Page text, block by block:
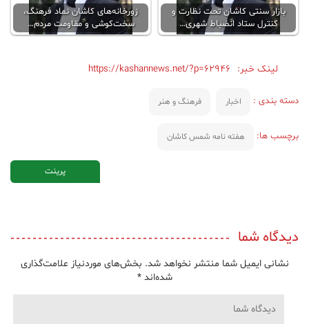
بازار سنتی کاشان تحت نظارت و
کنترل ستاد انضباط شهری…
زورخانه‌های کاشان نماد فرهنگ،
سخت‌کوشی و مقاومت مردم…
لینک خبر: https://kashannews.net/?p=62946
دسته بندی : اخبار فرهنگ و هنر
برچسب ها: هفته نامه شمس کاشان
پرینت
دیدگاه شما
نشانی ایمیل شما منتشر نخواهد شد. بخش‌های موردنیاز علامت‌گذاری
شده‌اند*